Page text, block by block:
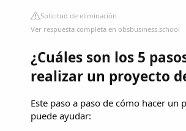
Solicitud de eliminación
Ver respuesta completa en obsbusiness.school
¿Cuáles son los 5
realizar un proyecto
Este paso a paso de cómo hacer un
puede ayudar: